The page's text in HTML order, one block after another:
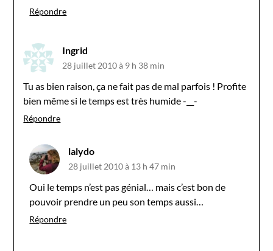
Répondre
Ingrid
28 juillet 2010 à 9 h 38 min
Tu as bien raison, ça ne fait pas de mal parfois ! Profite
bien même si le temps est très humide -__-
Répondre
lalydo
28 juillet 2010 à 13 h 47 min
Oui le temps n’est pas génial… mais c’est bon de
pouvoir prendre un peu son temps aussi…
Répondre